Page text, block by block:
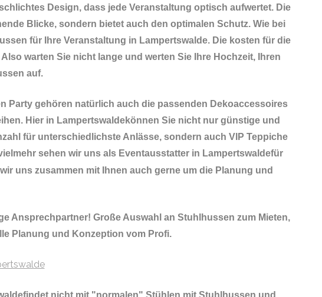
Design, dass jede Veranstaltung optisch aufwertet. Die
Blicke, sondern bietet auch den optimalen Schutz. Wie bei
für Ihre Veranstaltung in Lampertswalde. Die kosten für die
warten Sie nicht lange und werten Sie Ihre Hochzeit, Ihren
auf.
Party gehören natürlich auch die passenden Dekoaccessoires
Hier in Lampertswaldekönnen Sie nicht nur günstige und
für unterschiedlichste Anlässe, sondern auch VIP Teppiche
sehen wir uns als Eventausstatter in Lampertswaldefür
uns zusammen mit Ihnen auch gerne um die Planung und
Ansprechpartner! Große Auswahl an Stuhlhussen zum Mieten,
Planung und Konzeption vom Profi.